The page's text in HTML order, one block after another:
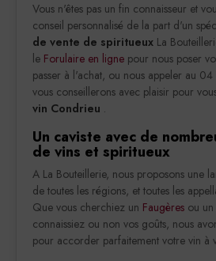
Vous n'êtes pas un fin connaisseur et
conseil personnalisé de la part d'un
de vente de spiritueux La
le Forulaire en ligne pour nous poser
passer à l'achat, ou nous appeler au
vous conseillerons avec plaisir pour
vin Condrieu .
Un caviste avec de
de vins et spiritueux
A La Bouteillerie, nous proposons une
de toutes les régions, et toutes les
Que vous cherchiez un Faugères ou un
connaissiez ou non vos goûts, nous
pour accorder parfaitement votre vin à